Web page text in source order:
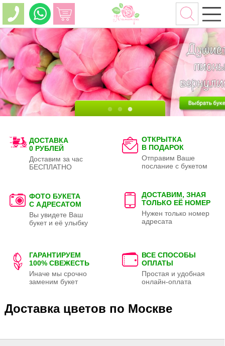
ДОСТАВКА
0 РУБЛЕЙ
Доставим за час
БЕСПЛАТНО
ОТКРЫТКА
В ПОДАРОК
Отправим Ваше
послание с букетом
ФОТО БУКЕТА
С АДРЕСАТОМ
Вы увидете Ваш
букет и её улыбку
ДОСТАВИМ, ЗНАЯ
ТОЛЬКО ЕЁ НОМЕР
Нужен только номер
адресата
ГАРАНТИРУЕМ
100% СВЕЖЕСТЬ
Иначе мы срочно
заменим букет
ВСЕ СПОСОБЫ
ОПЛАТЫ
Простая и удобная
онлайн-оплата
Доставка цветов по Москве